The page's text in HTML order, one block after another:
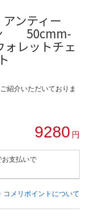
ンティー
50cmm-
ォレットチェ
紹介いただいておりま
9280 円
お支払いで
コメリポイントについて